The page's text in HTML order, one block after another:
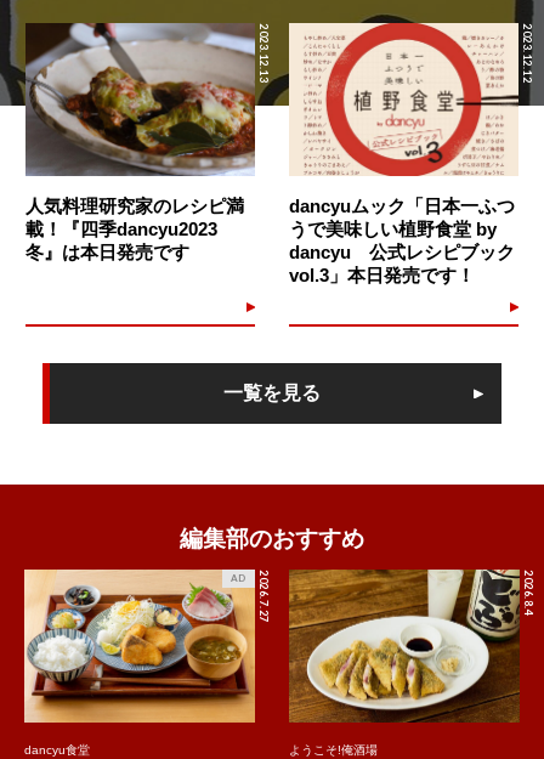
2023.12.13
人気料理研究家のレシピ満
載！『四季dancyu2023
冬』は本日発売です
2023.12.12
dancyuムック「日本一ふつ
うで美味しい植野食堂 by
dancyu 公式レシピブック
vol.3」本日発売です！
一覧を見る
編集部のおすすめ
2026.7.27
AD
dancyu食堂
2026.8.4
ようこそ!俺酒場